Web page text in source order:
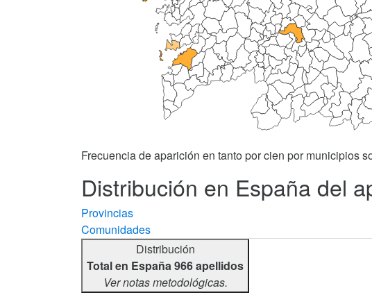
Frecuencia de aparición en tanto por cien por municipios
Distribución en España del
Provincias
Comunidades
Distribución
Total en España 966 apellidos
Ver notas metodológicas.